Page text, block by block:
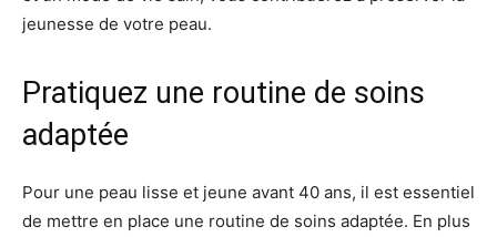
jeunesse de votre peau.
Pratiquez une routine de soins
adaptée
Pour une peau lisse et jeune avant 40 ans, il est essentiel
de mettre en place une routine de soins adaptée. En plus